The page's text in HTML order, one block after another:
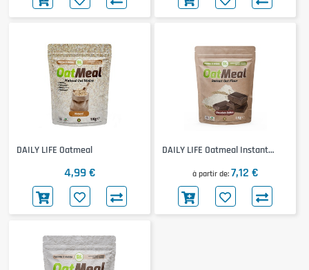
DAILY LIFE Oatmeal
4,99 €
DAILY LIFE Oatmeal Instant
à partir de 7,12 €